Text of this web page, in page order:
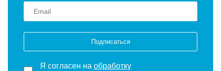
Подписаться
Я согласен на обработку